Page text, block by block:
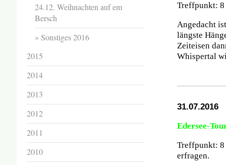
Treffpunkt: 8
Angedacht
längste
Zeiteisen
Whispertal
31.07.2016
Edersee-
Treffpunkt:
erfragen.
24.12. Weihnachten auf em
Bersch
Sonstiges 2016
2015
2014
2013
2012
2011
2010